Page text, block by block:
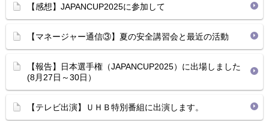
【感想】JAPANCUP2025に参加して
【マネージャー通信③】夏の安全講習会と最近の活動
【報告】日本選手権（JAPANCUP2025）に出場しました
(8月27日～30日）
【テレビ出演】ＵＨＢ特別番組に出演します。